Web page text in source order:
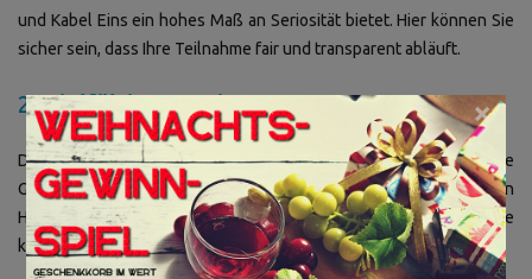
und Kabel Eins ein hohes Maß an Seriosität bietet. Hier können Sie
sicher sein, dass Ihre Teilnahme fair und transparent abläuft.
2.Vielfältige Gewinne
Das Gewinnspiel-Portal bietet das ganze Jahr über spannende
Gewinnspiele, doch der Adventskalender ist zweifellos ein
Highlight. Neben den großen Hauptpreisen gibt es auch zahlreiche
kleinere Gewinne, die Ihren Alltag versüßen können.
×